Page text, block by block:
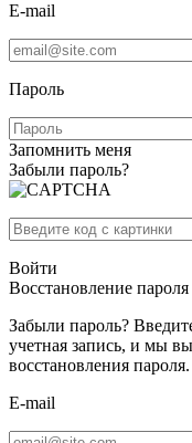
E-mail
Пароль
Запомнить меня
Забыли пароль?
Войти
Восстановление пароля
Забыли пароль?
учетная запись, и мы
восстановления пароля.
E-mail